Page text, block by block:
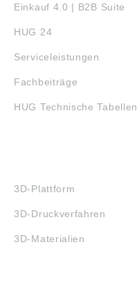
Einkauf 4.0 | B2B Suite
HUG 24
Serviceleistungen
Fachbeiträge
HUG Technische Tabellen
3D-Plattform
3D-Druckverfahren
3D-Materialien